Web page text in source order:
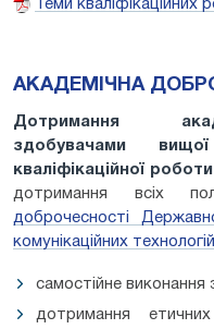
Теми кваліфікаційних
АКАДЕМІЧНА
Дотримання
здобувачами
кваліфікаційної
дотримання всіх
доброчесності
комунікаційних технологій
самостійне виконання
дотримання